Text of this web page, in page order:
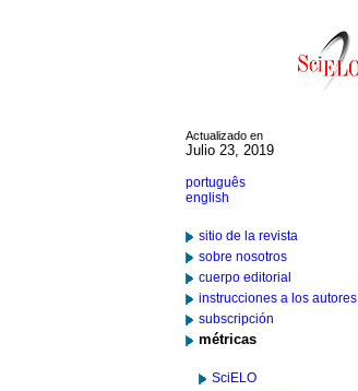
Actualizado en
Julio 23, 2019
português
english
sitio de la revista
sobre nosotros
cuerpo editorial
instrucciones a los autores
subscripción
métricas
SciELO